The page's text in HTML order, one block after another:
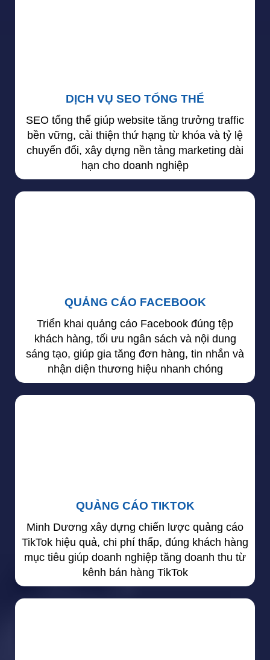
DỊCH VỤ SEO TỔNG THỂ
SEO tổng thể giúp website tăng trưởng traffic
bền vững, cải thiện thứ hạng từ khóa và tỷ lệ
chuyển đổi, xây dựng nền tảng marketing dài
hạn cho doanh nghiệp
QUẢNG CÁO FACEBOOK
Triển khai quảng cáo Facebook đúng tệp
khách hàng, tối ưu ngân sách và nội dung
sáng tạo, giúp gia tăng đơn hàng, tin nhắn và
nhận diện thương hiệu nhanh chóng
QUẢNG CÁO TIKTOK
Minh Dương xây dựng chiến lược quảng cáo
TikTok hiệu quả, chi phí thấp, đúng khách hàng
mục tiêu giúp doanh nghiệp tăng doanh thu từ
kênh bán hàng TikTok